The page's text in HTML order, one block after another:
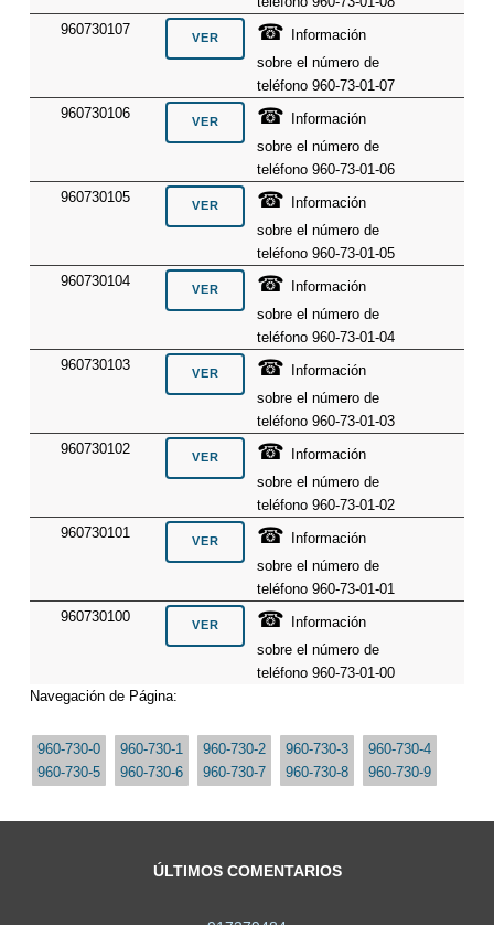
960730107
☎
Información
sobre el número de
teléfono 960-73-01-07
960730106
☎
Información
sobre el número de
teléfono 960-73-01-06
960730105
☎
Información
sobre el número de
teléfono 960-73-01-05
960730104
☎
Información
sobre el número de
teléfono 960-73-01-04
960730103
☎
Información
sobre el número de
teléfono 960-73-01-03
960730102
☎
Información
sobre el número de
teléfono 960-73-01-02
960730101
☎
Información
sobre el número de
teléfono 960-73-01-01
960730100
☎
Información
sobre el número de
teléfono 960-73-01-00
Navegación de Página:
960-730-0 960-730-1 960-730-2 960-730-3
960-730-4
960-730-5
960-730-6 960-730-7 960-730-8 960-730-9
ÚLTIMOS COMENTARIOS